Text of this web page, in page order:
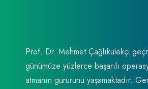
Prof. Dr. Mehmet Çağlıkülekçi
günümüze yüzlerce başarılı
atmanın gururunu yaşamaktadır.